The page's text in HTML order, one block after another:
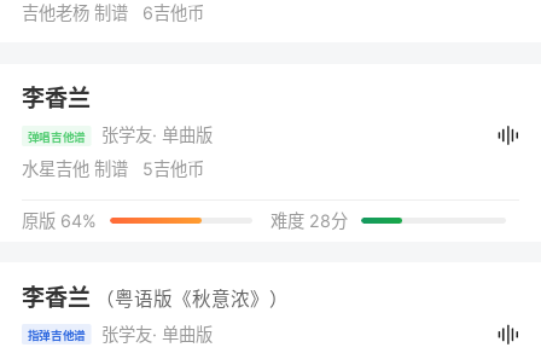
吉他老杨 制谱 6吉他币
李香兰
弹唱吉他谱 张学友· 单曲版
水星吉他 制谱 5吉他币
原版 64% 难度 28分
李香兰 （粤语版《秋意浓》）
指弹吉他谱 张学友· 单曲版